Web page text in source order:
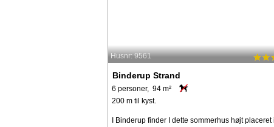
Husnr: 9561
Binderup Strand
6 personer, 94 m²
200 m til kyst.
I Binderup finder I dette sommerhus højt placeret